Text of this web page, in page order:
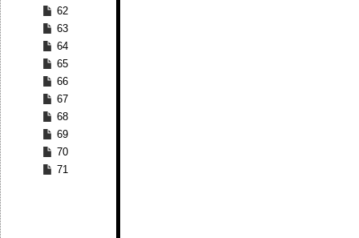
62
63
64
65
66
67
68
69
70
71